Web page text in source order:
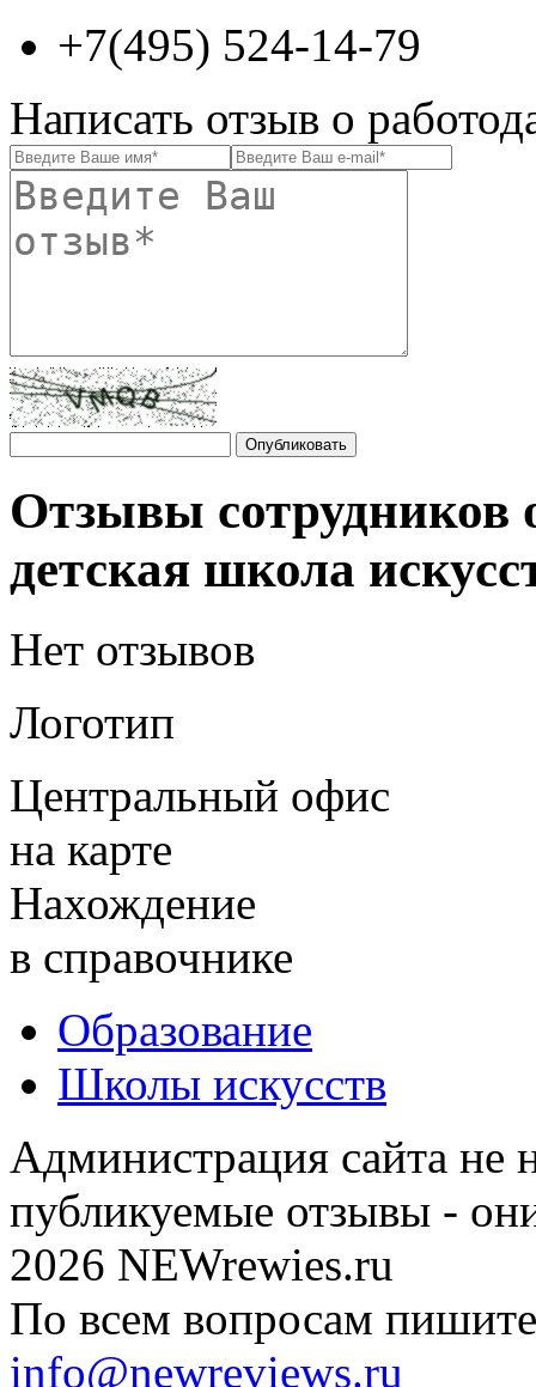
+7(495) 524-14-79
Написать отзыв о
Отзывы сотрудников
детская школа
Нет отзывов
Логотип
Центральный офис
на карте
Нахождение
в справочнике
Образование
Школы искусств
Администрация сайта не
публикуемые отзывы -
2026 NEWrewies.ru
По всем вопросам
info@newreviews.ru